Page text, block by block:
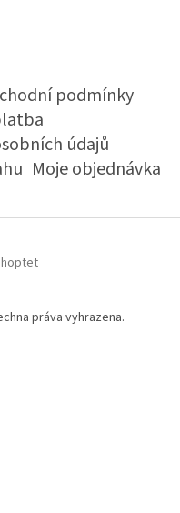
podmínky
údajů
Moje objednávka
práva vyhrazena.